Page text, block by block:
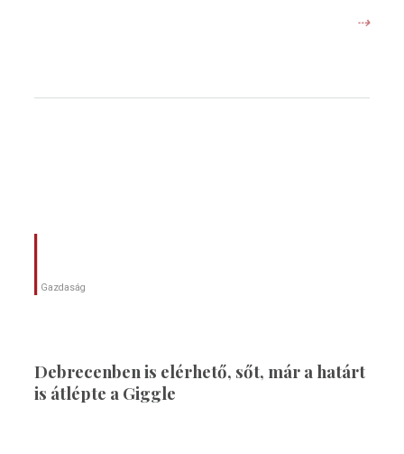
⇢
Gazdaság
Debrecenben is elérhető, sőt, már a határt
is átlépte a Giggle